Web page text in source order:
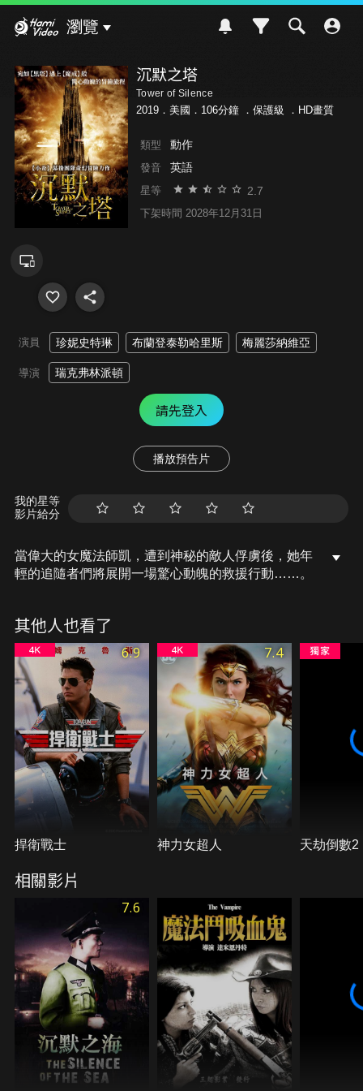
瀏覽
沉默之塔
Tower of Silence
2019．美國．106分鐘 ． 保護級 ．HD畫質
類型 動作
發音 英語
星等 2.7
下架時間 2028年12月31日
演員 珍妮史特琳 布蘭登泰勒哈里斯 梅麗莎納維亞
導演 瑞克弗林派頓
請先登入
播放預告片
我的星等
影片給分
當偉大的女魔法師凱，遭到神秘的敵人俘虜後，她年
輕的追隨者們將展開一場驚心動魄的救援行動……。
其他人也看了
6.9
捍衛戰士
7.4
神力女超人 天劫倒數2
相關影片
7.6